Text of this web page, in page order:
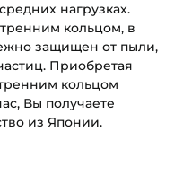
нагрузках.
кольцом, в
защищен от пыли,
Приобретая
кольцом
Вы получаете
из Японии.